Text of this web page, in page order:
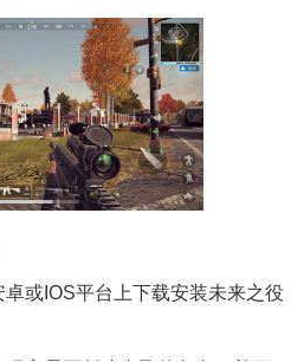
或iOS平台上下载安装未来之役